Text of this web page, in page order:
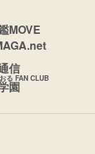
MOVE
信
る FAN CLUB
園